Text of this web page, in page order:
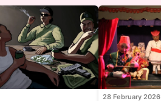
28 February 2026